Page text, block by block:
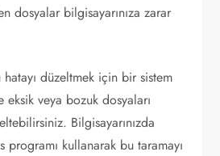
dosyalar bilgisayarınıza zarar
düzeltmek için bir sistem
eksik veya bozuk dosyaları
Bilgisayarınızda
kullanarak bu taramayı